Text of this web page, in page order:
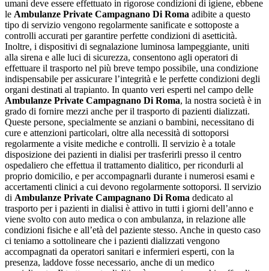
umani deve essere effettuato in rigorose condizioni di igiene, ebbene
le Ambulanze Private Campagnano Di Roma adibite a questo
tipo di servizio vengono regolarmente sanificate e sottoposte a
controlli accurati per garantire perfette condizioni di asetticità.
Inoltre, i dispositivi di segnalazione luminosa lampeggiante, uniti
alla sirena e alle luci di sicurezza, consentono agli operatori di
effettuare il trasporto nel più breve tempo possibile, una condizione
indispensabile per assicurare l’integrità e le perfette condizioni degli
organi destinati al trapianto. In quanto veri esperti nel campo delle
Ambulanze Private Campagnano Di Roma, la nostra società è in
grado di fornire mezzi anche per il trasporto di pazienti dializzati.
Queste persone, specialmente se anziani o bambini, necessitano di
cure e attenzioni particolari, oltre alla necessità di sottoporsi
regolarmente a visite mediche e controlli. Il servizio è a totale
disposizione dei pazienti in dialisi per trasferirli presso il centro
ospedaliero che effettua il trattamento dialitico, per ricondurli al
proprio domicilio, e per accompagnarli durante i numerosi esami e
accertamenti clinici a cui devono regolarmente sottoporsi. Il servizio
di Ambulanze Private Campagnano Di Roma dedicato al
trasporto per i pazienti in dialisi è attivo in tutti i giorni dell’anno e
viene svolto con auto medica o con ambulanza, in relazione alle
condizioni fisiche e all’età del paziente stesso. Anche in questo caso
ci teniamo a sottolineare che i pazienti dializzati vengono
accompagnati da operatori sanitari e infermieri esperti, con la
presenza, laddove fosse necessario, anche di un medico